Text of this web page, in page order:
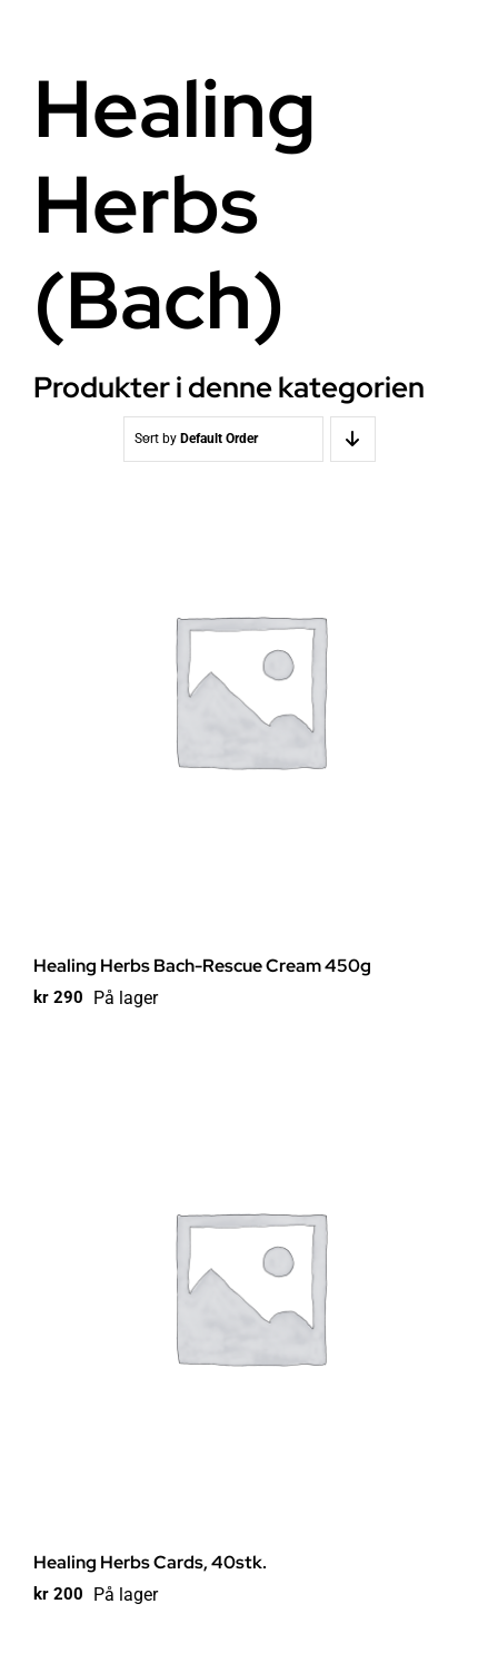
Butikk i Oslo
Kontakt oss
Nyheter
Kurs
WooCommerce Cart
Stråling EMF
Lys
Media & Events
Healing
Herbs
(Bach)
Produkter i denne kategorien
Sort by Default Order
Healing Herbs Bach-Rescue Cream 450g
kr 290 På lager
Healing Herbs Cards, 40stk.
kr 200 På lager